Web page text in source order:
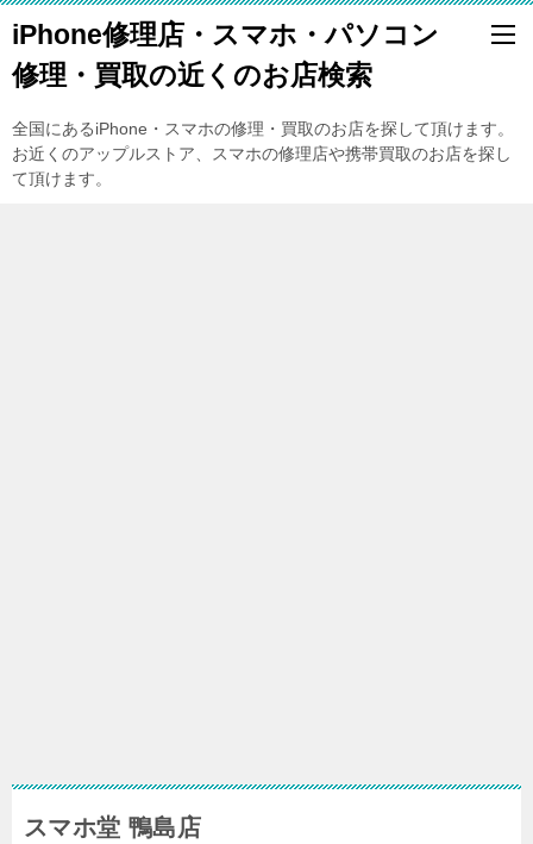
iPhone修理店・スマホ・パソコン
修理・買取の近くのお店検索
全国にあるiPhone・スマホの修理・買取のお店を探して頂けます。
お近くのアップルストア、スマホの修理店や携帯買取のお店を探し
て頂けます。
スマホ堂 鴨島店